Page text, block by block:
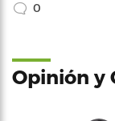
0
Opinión y